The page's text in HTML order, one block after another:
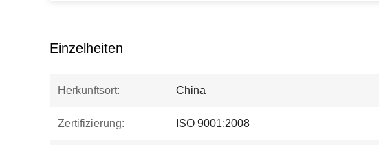
Einzelheiten
Herkunftsort: China
Zertifizierung: ISO 9001:2008